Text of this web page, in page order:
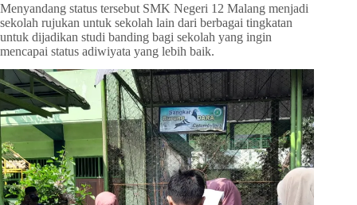
Menyandang status tersebut SMK Negeri 12 Malang menjadi
sekolah rujukan untuk sekolah lain dari berbagai tingkatan
untuk dijadikan studi banding bagi sekolah yang ingin
mencapai status adiwiyata yang lebih baik.